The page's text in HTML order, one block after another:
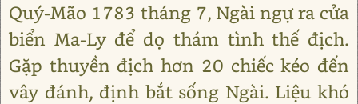
Quý-Mão 1783 tháng 7, Ngài ngự ra cửa
biển Ma-Ly để dọ thám tình thế địch.
Gặp thuyền địch hơn 20 chiếc kéo đến
vây đánh, định bắt sống Ngài. Liệu khó